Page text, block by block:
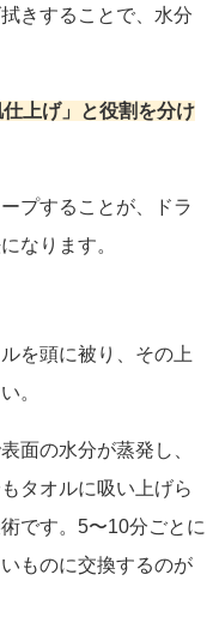
きすることで、水分
上げ」と役割を分け
プすることが、ドラ
なります。
を頭に被り、その上
。
面の水分が蒸発し、
タオルに吸い上げら
です。5〜10分ごとに
ものに交換するのが